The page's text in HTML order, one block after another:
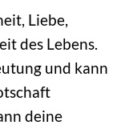
Liebe,
des Lebens.
und kann
deine